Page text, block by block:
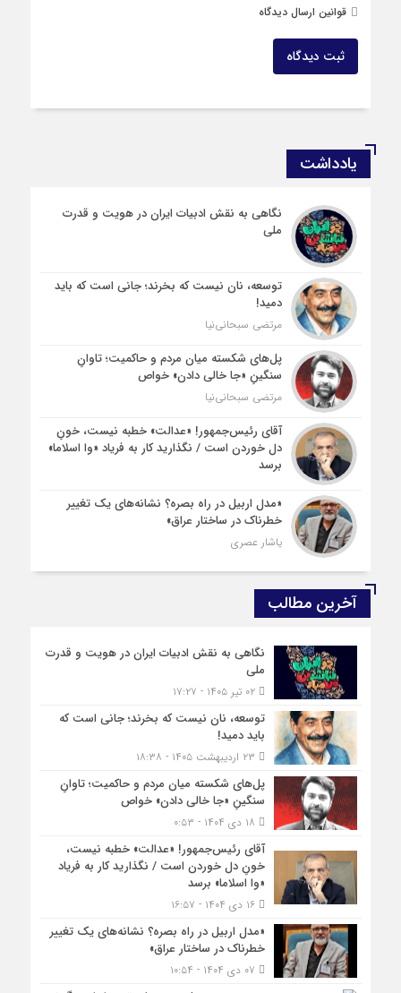
قوانین ارسال دیدگاه
ثبت دیدگاه
یادداشت
نگاهی به نقش ادبیات ایران در هویت و قدرت
ملی
توسعه، نان نیست که بخرند؛ جانی است که باید
دمید!
مرتضی سبحانی‌نیا
پل‌های شکسته میان مردم و حاکمیت؛ تاوانِ
سنگینِ «جا خالی دادن» خواص
مرتضی سبحانی‌نیا
آقای رئیس‌جمهور! «عدالت» خطبه نیست، خونِ
دل خوردن است / نگذارید کار به فریاد «وا اسلاما»
برسد
«مدل اربیل در راه بصره؟ نشانه‌های یک تغییر
خطرناک در ساختار عراق»
یاشار عصری
آخرین مطالب
نگاهی به نقش ادبیات ایران در هویت و قدرت
ملی
۰۲ تیر ۱۴۰۵ - ۱۷:۲۷
توسعه، نان نیست که بخرند؛ جانی است که
باید دمید!
پل‌های شکسته میان مردم و حاکمیت؛ تاوانِ
سنگینِ «جا خالی دادن» خواص
آقای رئیس‌جمهور! «عدالت» خطبه نیست،
خونِ دل خوردن است / نگذارید کار به فریاد
«وا اسلاما» برسد
۱۶ دی ۱۴۰۴ - ۱۶:۵۷
«مدل اربیل در راه بصره؟ نشانه‌های یک تغییر
خطرناک در ساختار عراق»